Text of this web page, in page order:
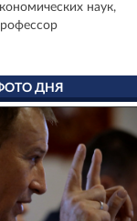
наук,
ДНЯ